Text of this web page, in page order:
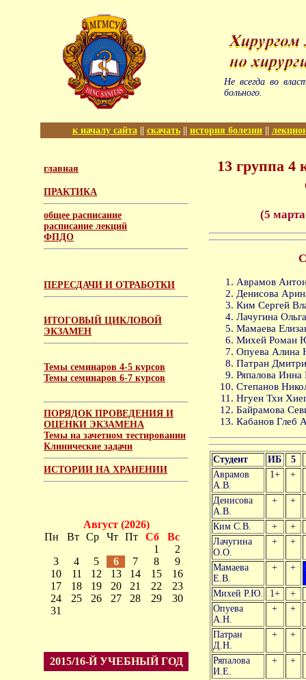
Не всегда во
больного.
к началу сайта || скачать|| история болезни||
главная
ПРАКТИКА
общее расписание
расписание лекций
ФПДО
ПЕРЕСДАЧИ И ОТРАБОТКИ
ИТОГОВЫЙ ЦИКЛОВОЙ
ЭКЗАМЕН
Темы семинаров 4-5 курсов
Темы семинаров 6-7 курсов
ПОРЯДОК ПРОВЕДЕНИЯ И
ОЦЕНКИ ЭКЗАМЕНА
Темы на зачетном тестировании
Клинические задачи
ИСТОРИИ НА ХРАНЕНИИ
Август (2026)
Пн
Вт Ср Чт Пт Сб
Вс
1
2
3
4 5 6 7 8
9
10
11 12 13 14 15
16
17
18 19 20 21 22
23
24
25 26 27 28 29
30
31
2015/16-Й УЧЕБНЫЙ ГОД
13 группа 4
(5
Аврамов
Денисова
Ким Сергей
Лачугина
Мамаева
Михей Роман
Опуева Алина
Патран
Ряпалова
Степанов
Нгуен Тхи
Байрамова
Кабанов Глеб
Студент ИБ
5
Аврамов
А.В.
1+ +
Денисова
А.В.
+ +
Ким С.В. +
+
Лачугина
О.О.
+ +
Мамаева
Е.В.
+ +
Михей Р.Ю. 1+
+
Опуева
А.Н.
+ +
Патран
Д.Н.
+ +
Ряпалова
И.Е.
+ +